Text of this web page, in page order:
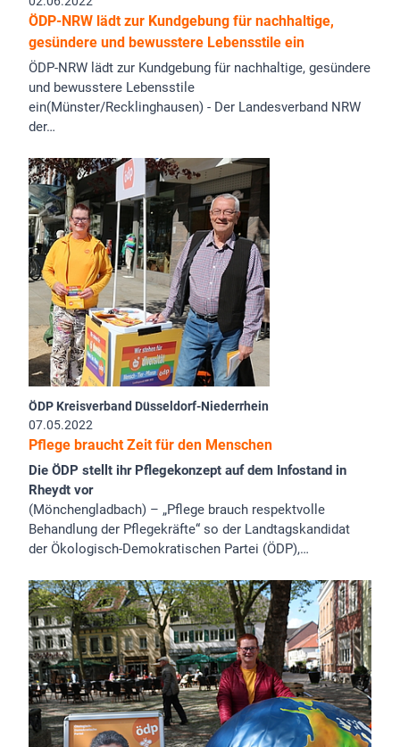
ÖDP-NRW lädt zur Kundgebung für nachhaltige,
gesündere und bewusstere Lebensstile ein
ÖDP-NRW lädt zur Kundgebung für nachhaltige, gesündere
und bewusstere Lebensstile
ein(Münster/Recklinghausen) - Der Landesverband NRW
der…
ÖDP Kreisverband Düsseldorf-Niederrhein
07.05.2022
Pflege braucht Zeit für den Menschen
Die ÖDP stellt ihr Pflegekonzept auf dem Infostand in
Rheydt vor
(Mönchengladbach) – „Pflege brauch respektvolle
Behandlung der Pflegekräfte“ so der Landtagskandidat
der Ökologisch-Demokratischen Partei (ÖDP),…